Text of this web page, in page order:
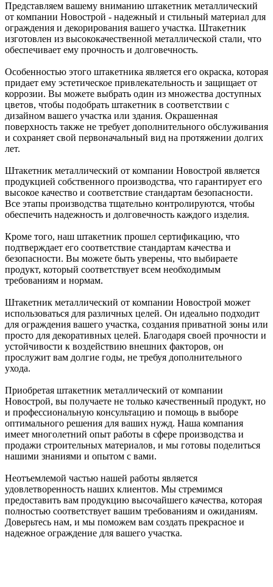
Представляем вашему вниманию штакетник металлический
от компании Новострой - надежный и стильный материал для
ограждения и декорирования вашего участка. Штакетник
изготовлен из высококачественной металлической стали, что
обеспечивает ему прочность и долговечность.
Особенностью этого штакетника является его окраска, которая
придает ему эстетическое привлекательность и защищает от
коррозии. Вы можете выбрать один из множества доступных
цветов, чтобы подобрать штакетник в соответствии с
дизайном вашего участка или здания. Окрашенная
поверхность также не требует дополнительного обслуживания
и сохраняет свой первоначальный вид на протяжении долгих
лет.
Штакетник металлический от компании Новострой является
продукцией собственного производства, что гарантирует его
высокое качество и соответствие стандартам безопасности.
Все этапы производства тщательно контролируются, чтобы
обеспечить надежность и долговечность каждого изделия.
Кроме того, наш штакетник прошел сертификацию, что
подтверждает его соответствие стандартам качества и
безопасности. Вы можете быть уверены, что выбираете
продукт, который соответствует всем необходимым
требованиям и нормам.
Штакетник металлический от компании Новострой может
использоваться для различных целей. Он идеально подходит
для ограждения вашего участка, создания приватной зоны или
просто для декоративных целей. Благодаря своей прочности и
устойчивости к воздействию внешних факторов, он
прослужит вам долгие годы, не требуя дополнительного
ухода.
Приобретая штакетник металлический от компании
Новострой, вы получаете не только качественный продукт, но
и профессиональную консультацию и помощь в выборе
оптимального решения для ваших нужд. Наша компания
имеет многолетний опыт работы в сфере производства и
продажи строительных материалов, и мы готовы поделиться
нашими знаниями и опытом с вами.
Неотъемлемой частью нашей работы является
удовлетворенность наших клиентов. Мы стремимся
предоставить вам продукцию высочайшего качества, которая
полностью соответствует вашим требованиям и ожиданиям.
Доверьтесь нам, и мы поможем вам создать прекрасное и
надежное ограждение для вашего участка.